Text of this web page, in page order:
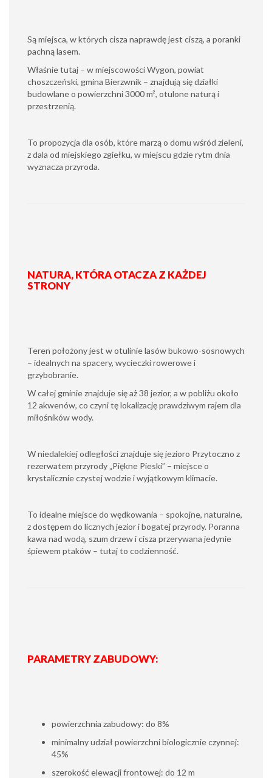
Są miejsca, w których cisza naprawdę jest ciszą, a poranki
pachną lasem.
Właśnie tutaj – w miejscowości Wygon, powiat
choszczeński, gmina Bierzwnik – znajdują się działki
budowlane o powierzchni 3000 m², otulone naturą i
przestrzenią.
To propozycja dla osób, które marzą o domu wśród zieleni,
z dala od miejskiego zgiełku, w miejscu gdzie rytm dnia
wyznacza przyroda.
NATURA, KTÓRA OTACZA Z KAŻDEJ
STRONY
Teren położony jest w otulinie lasów bukowo-sosnowych
– idealnych na spacery, wycieczki rowerowe i
grzybobranie.
W całej gminie znajduje się aż 38 jezior, a w pobliżu około
12 akwenów, co czyni tę lokalizację prawdziwym rajem dla
miłośników wody.
W niedalekiej odległości znajduje się jezioro Przytoczno z
rezerwatem przyrody „Piękne Pieski” – miejsce o
krystalicznie czystej wodzie i wyjątkowym klimacie.
To idealne miejsce do wędkowania – spokojne, naturalne,
z dostępem do licznych jezior i bogatej przyrody. Poranna
kawa nad wodą, szum drzew i cisza przerywana jedynie
śpiewem ptaków – tutaj to codzienność.
PARAMETRY ZABUDOWY:
powierzchnia zabudowy: do 8%
minimalny udział powierzchni biologicznie czynnej:
45%
szerokość elewacji frontowej: do 12 m